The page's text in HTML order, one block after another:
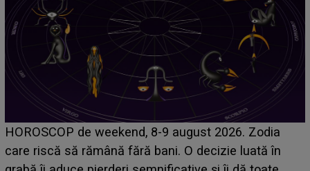
Emanuel a ținut ACEST DETALIU ASCUNS până
acum! În fața Alexandrei, concurentul din Casa Iubirii